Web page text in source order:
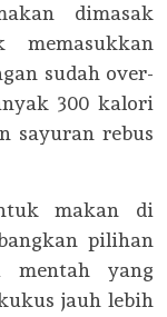
dimasak
memasukkan
sudah over-
300 kalori
sayuran rebus
makan di
pilihan
mentah yang
jauh lebih